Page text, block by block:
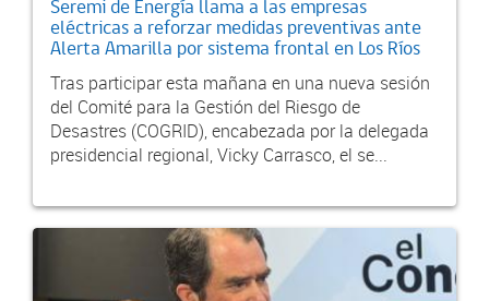
Seremi de Energía llama a las empresas
eléctricas a reforzar medidas preventivas ante
Alerta Amarilla por sistema frontal en Los Ríos
Tras participar esta mañana en una nueva sesión
del Comité para la Gestión del Riesgo de
Desastres (COGRID), encabezada por la delegada
presidencial regional, Vicky Carrasco, el se...